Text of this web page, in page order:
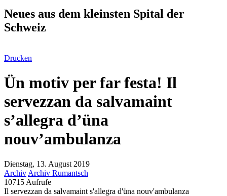
Neues aus dem kleinsten Spital der
Schweiz
Drucken
Ün motiv per far festa! Il
servezzan da salvamaint
s’allegra d’üna
nouv’ambulanza
Dienstag, 13. August 2019
Archiv Archiv Rumantsch
10715 Aufrufe
Il servezzan da salvamaint s'allegra d'üna nouv'ambulanza